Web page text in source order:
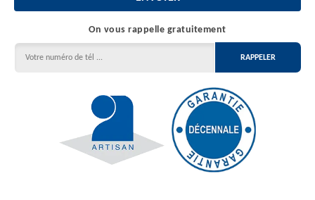
On vous rappelle gratuitement